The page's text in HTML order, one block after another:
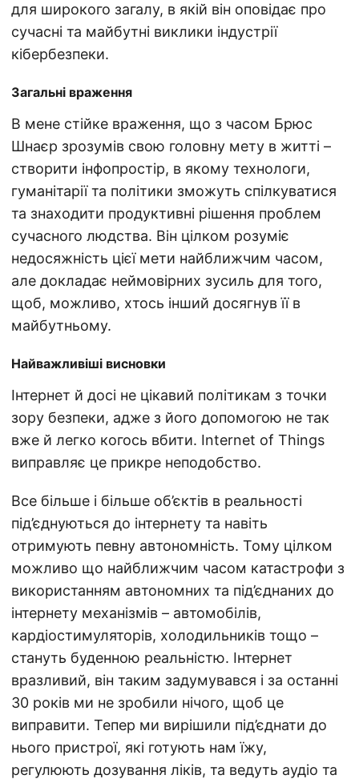
для широкого загалу, в якій він оповідає про
сучасні та майбутні виклики індустрії
кібербезпеки.
Загальні враження
В мене стійке враження, що з часом Брюс
Шнаєр зрозумів свою головну мету в житті –
створити інфопростір, в якому технологи,
гуманітарії та політики зможуть спілкуватися
та знаходити продуктивні рішення проблем
сучасного людства. Він цілком розуміє
недосяжність цієї мети найближчим часом,
але докладає неймовірних зусиль для того,
щоб, можливо, хтось інший досягнув її в
майбутньому.
Найважливіші висновки
Інтернет й досі не цікавий політикам з точки
зору безпеки, адже з його допомогою не так
вже й легко когось вбити. Internet of Things
виправляє це прикре неподобство.
Все більше і більше об’єктів в реальності
під’єднуються до інтернету та навіть
отримують певну автономність. Тому цілком
можливо що найближчим часом катастрофи з
використанням автономних та під’єднаних до
інтернету механізмів – автомобілів,
кардіостимуляторів, холодильників тощо –
стануть буденною реальністю. Інтернет
вразливий, він таким задумувався і за останні
30 років ми не зробили нічого, щоб це
виправити. Тепер ми вирішили під’єднати до
нього пристрої, які готують нам їжу,
регулюють дозування ліків, та ведуть аудіо та